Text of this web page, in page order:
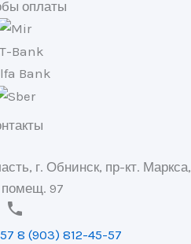
оплаты
г. Обнинск, пр-кт. Маркса,
помещ. 97

8 (903) 812-45-57